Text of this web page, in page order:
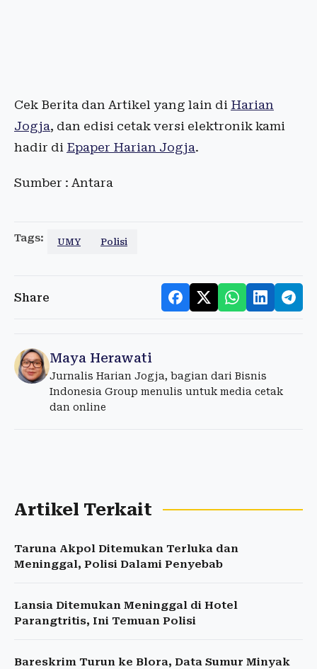
Cek Berita dan Artikel yang lain di Harian
Jogja, dan edisi cetak versi elektronik kami
hadir di Epaper Harian Jogja.
Sumber : Antara
Tags: UMY Polisi
Share
Maya Herawati
Jurnalis Harian Jogja, bagian dari Bisnis
Indonesia Group menulis untuk media cetak
dan online
Artikel Terkait
Taruna Akpol Ditemukan Terluka dan
Meninggal, Polisi Dalami Penyebab
Lansia Ditemukan Meninggal di Hotel
Parangtritis, Ini Temuan Polisi
Bareskrim Turun ke Blora, Data Sumur Minyak